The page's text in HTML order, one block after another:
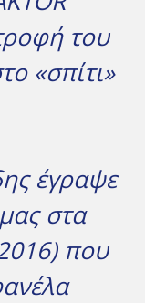
του
«σπίτι»
έγραψε
στα
που